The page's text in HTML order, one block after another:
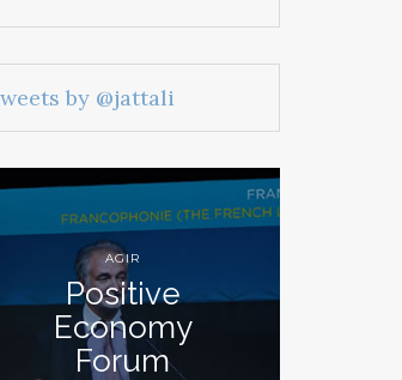
by @jattali
AGIR
Positive
Economy
Forum